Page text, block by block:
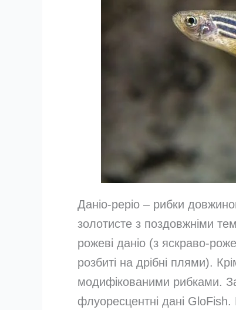
Даніо-реріо – рибки
золотисте з поздовжніми
рожеві даніо (з яскраво-
розбиті на дрібні плями).
модифікованими рибками.
флуоресцентні дані GloFish.